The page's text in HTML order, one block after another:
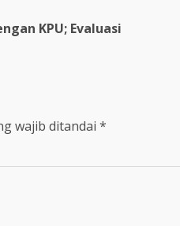
KPU; Evaluasi
wajib ditandai *